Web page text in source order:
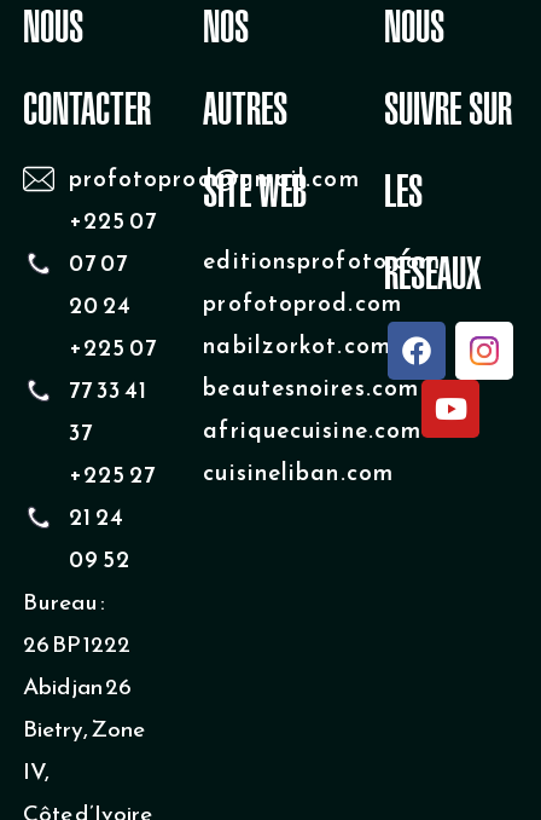
NOUS
CONTACTER
profotoprod@gmail.com
+225 07
07 07
20 24
+225 07
77 33 41
37
+225 27
21 24
09 52
Bureau :
26 BP 1222
Abidjan 26
Bietry, Zone
IV,
NOS
AUTRES
SITE WEB
editionsprofoto.com
profotoprod.com
nabilzorkot.com
beautesnoires.com
afriquecuisine.com
cuisineliban.com
NOUS
SUIVRE SUR
LES
RÉSEAUX
F
a
c
e
Y
u
t